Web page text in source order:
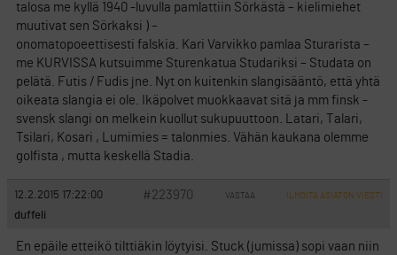
talosa me kyllä 1940 -luvulla pamlattiin Sörkästä – kielimiehet
muutivat sen Sörkaksi ) –
onomatopoeettisesti falskia. Kari Varvikko pamlaa Sturarista –
me KURVISSA kutsuimme Sturenkatua Studariksi – Studata on
pelätä. Futis / Fudis jne. Nyt on kuitenkin slangisääntö, että yhtä
oikeata slangia ei ole. Ikäpolvet muokkaavat sitä ja mm finsk -
svensk slangi on melkein kuollut sukupuuttoon. Latari, Talari,
Tsilari, Kosari , Lumimies = talonmies. Vähän kaukana olemme
golfista , mutta keskellä Stadia.
12.2.2015 17:22:00 #223970 VASTAA ILMOITA ASIATON VIESTI
duffeli
En epäile etteikö tilttiäkin löytyisi. Stuck (jumissa) sopi vaan niin